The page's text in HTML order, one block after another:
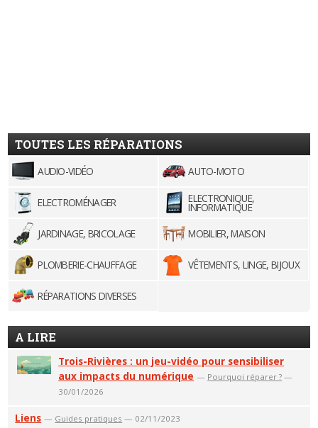
TOUTES LES RÉPARATIONS
AUDIO-VIDÉO AUTO-MOTO
ELECTROMÉNAGER ELECTRONIQUE,
INFORMATIQUE
JARDINAGE, BRICOLAGE
MOBILIER, MAISON
PLOMBERIE-CHAUFFAGE VÊTEMENTS, LINGE, BIJOUX
RÉPARATIONS DIVERSES
A LIRE
Trois-Rivières : un jeu-vidéo pour sensibiliser
aux impacts du numérique — Pourquoi réparer ? —
30/01/2026
Liens — Guides pratiques — 02/11/2023